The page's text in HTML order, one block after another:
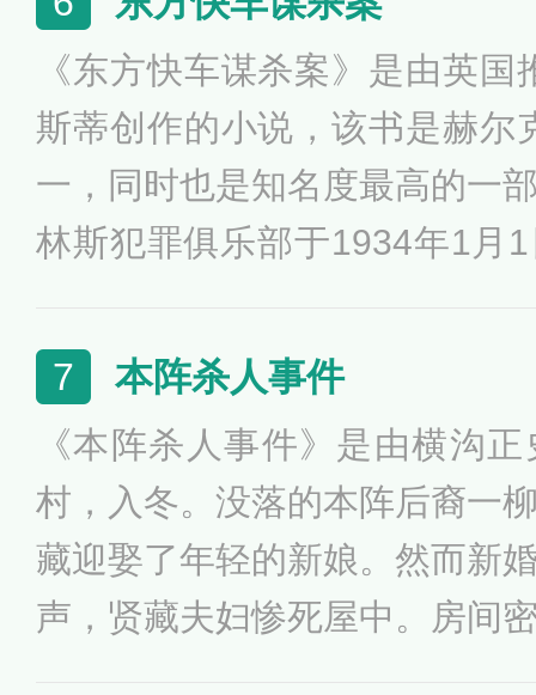
影视演员北野武主演。通过
析，描述了政界与财界之间的
揭示了时代的弊病，被誉为世
《东方快车谋杀案》是由英国
斯蒂创作的小说，该书是赫尔
一，同时也是知名度最高的一
林斯犯罪俱乐部于1934年1月
谋杀案》。本书被广泛的认为
杰出与最著名的作品之一，被
剧。讲述了比利时籍名侦探赫
阿勒颇为法国军队侦破一起内
故事···
7 本阵杀人事件
《本阵杀人事件》是由横沟
村，入冬。没落的本阵后裔一
藏迎娶了年轻的新娘。然而新
声，贤藏夫妇惨死屋中。房间